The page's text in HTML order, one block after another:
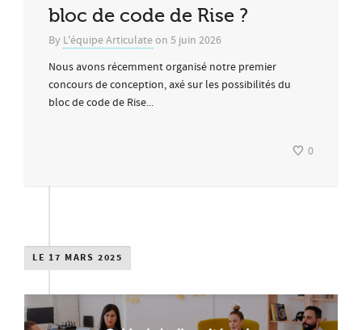
bloc de code de Rise ?
By L'équipe Articulateon 5 juin 2026
Nous avons récemment organisé notre premier
concours de conception, axé sur les possibilités du
bloc de code de Rise...
0
LE 17 MARS 2025